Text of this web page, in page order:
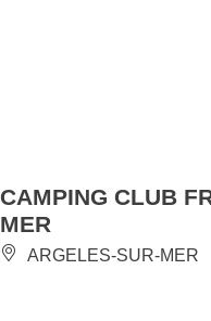
CAMPING CLUB
MER
ARGELES-SUR-MER